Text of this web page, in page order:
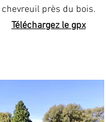
chevreuil près du bois.
Téléchargez le gpx